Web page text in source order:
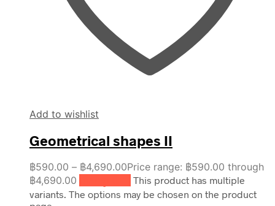
Add to wishlist
Geometrical shapes II
฿590.00 – ฿4,690.00Price range: ฿590.00 through
฿4,690.00
This product has multiple
variants. The options may be chosen on the product